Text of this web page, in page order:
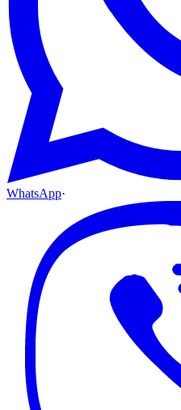
WhatsApp·